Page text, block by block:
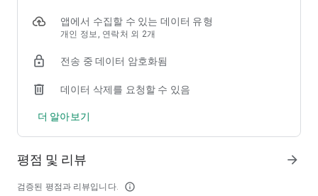
> KB증권 계좌가 없으신 분은 비대면 계좌개설 후 국내주식투자,
해외주식투자, 소수점매매, 펀드등 다양한 KB증권의 금융서비스
[자주 하는 질문]
는 경우
> 당사 등록된 전화번호와 수신 받으시려는 전화 번호가 맞는지
1) 1588-6611/02-1588-6611 이 스팸처리 되어 있는지 확인
부 확인
앱에서 수집할 수 있는 데이터 유형
개인 정보, 연락처 외 2개
전송 중 데이터 암호화됨
데이터 삭제를 요청할 수 있음
더 알아보기
평점 및 리뷰
검증된 평점과 리뷰입니다. info_outline
arrow_forward